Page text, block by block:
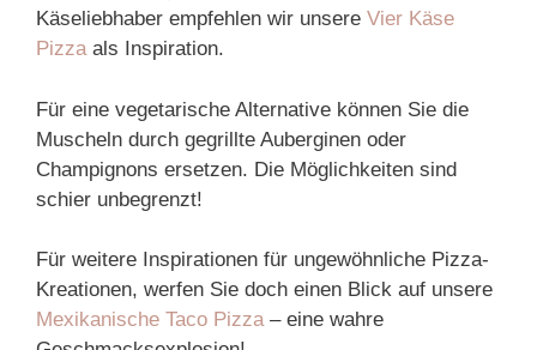
Käseliebhaber empfehlen wir unsere Vier Käse
Pizzaals Inspiration.
Für eine vegetarische Alternative können Sie die
Muscheln durch gegrillte Auberginen oder
Champignons ersetzen. Die Möglichkeiten sind
schier unbegrenzt!
Für weitere Inspirationen für ungewöhnliche Pizza-
Kreationen, werfen Sie doch einen Blick auf unsere
Mexikanische Taco Pizza– eine wahre